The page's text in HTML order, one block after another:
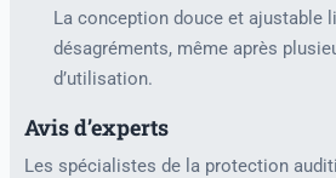
La conception douce et ajustable
désagréments, même après
d’utilisation.
Avis d’experts
Les spécialistes de la protection